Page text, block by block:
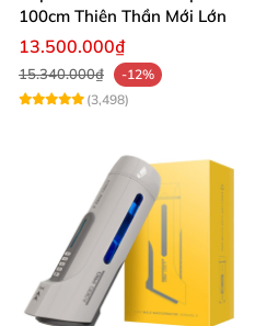
100cm Thiên Thần Mới Lớn
13.500.000₫
15.340.000₫
-12%
(3,498)